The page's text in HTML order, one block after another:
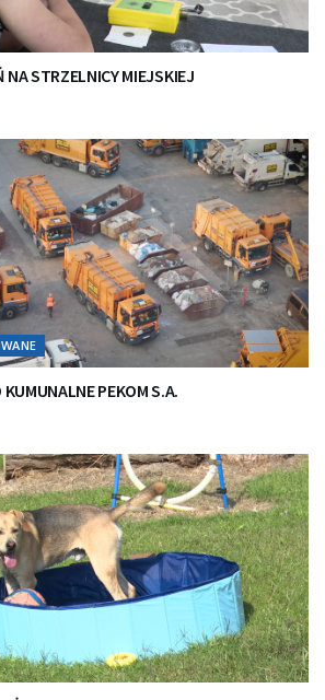
NA STRZELNICY MIEJSKIEJ
PEKOM S.A.